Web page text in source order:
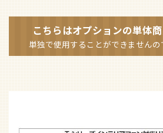
こちらはオプションの単体
単独で使用することができませんの